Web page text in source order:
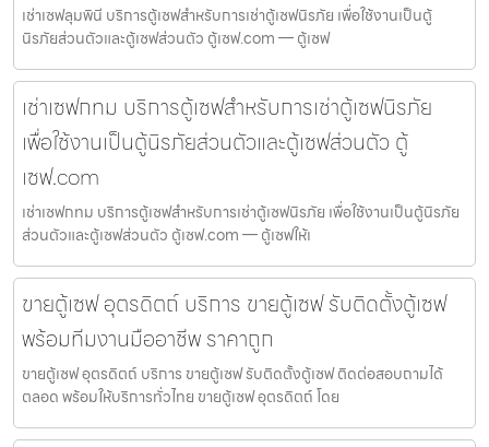
เช่าเซฟลุมพินี บริการตู้เซฟสำหรับการเช่าตู้เซฟนิรภัย เพื่อใช้งานเป็นตู้
นิรภัยส่วนตัวและตู้เซฟส่วนตัว ตู้เซฟ.com — ตู้เซฟ
เช่าเซฟกทม บริการตู้เซฟสำหรับการเช่าตู้เซฟนิรภัย
เพื่อใช้งานเป็นตู้นิรภัยส่วนตัวและตู้เซฟส่วนตัว ตู้
เซฟ.com
เช่าเซฟกทม บริการตู้เซฟสำหรับการเช่าตู้เซฟนิรภัย เพื่อใช้งานเป็นตู้นิรภัย
ส่วนตัวและตู้เซฟส่วนตัว ตู้เซฟ.com — ตู้เซฟให้เ
ขายตู้เซฟ อุตรดิตถ์ บริการ ขายตู้เซฟ รับติดตั้งตู้เซฟ
พร้อมทีมงานมืออาชีพ ราคาถูก
ขายตู้เซฟ อุตรดิตถ์ บริการ ขายตู้เซฟ รับติดตั้งตู้เซฟ ติดต่อสอบถามได้
ตลอด พร้อมให้บริการทั่วไทย ขายตู้เซฟ อุตรดิตถ์ โดย